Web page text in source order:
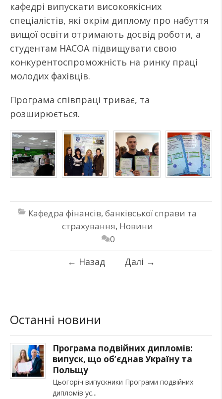
кафедрі випускати високоякісних
спеціалістів, які окрім диплому про набуття
вищої освіти отримають досвід роботи, а
студентам НАСОА підвищувати свою
конкурентоспроможність на ринку праці
молодих фахівців.
Програма співпраці триває, та
розширюється.
Кафедра фінансів, банківської справи та
страхування, Новини
0
← Назад Далі →
Останні новини
Програма подвійних дипломів:
випуск, що об’єднав Україну та
Польщу
Цьогоріч випускники Програми подвійних
дипломів ус